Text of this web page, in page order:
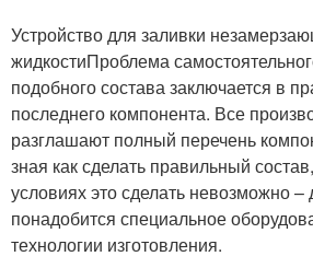
Устройство для заливки
жидкостиПроблема
подобного состава заключается в
последнего компонента. Все
разглашают полный перечень
зная как сделать правильный
условиях это сделать невозможно –
понадобится специальное
технологии изготовления.